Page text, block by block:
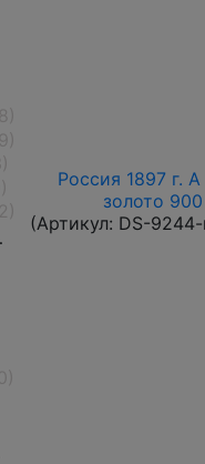
Россия 1897 г.
золото
(Артикул: DS-